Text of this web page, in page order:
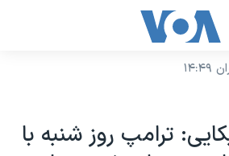
ترامپ روز شنبه با